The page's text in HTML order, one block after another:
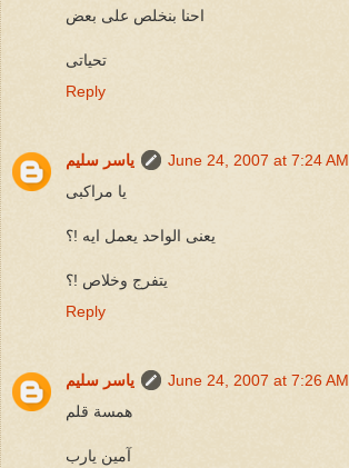
احنا بنخلص على بعض
تحياتى
Reply
ياسر سليم
June 24, 2007 at 7:24 AM
يا مراكبى
يعنى الواحد يعمل ايه !؟
يتفرج وخلاص !؟
Reply
ياسر سليم
June 24, 2007 at 7:26 AM
همسة قلم
آمين يارب